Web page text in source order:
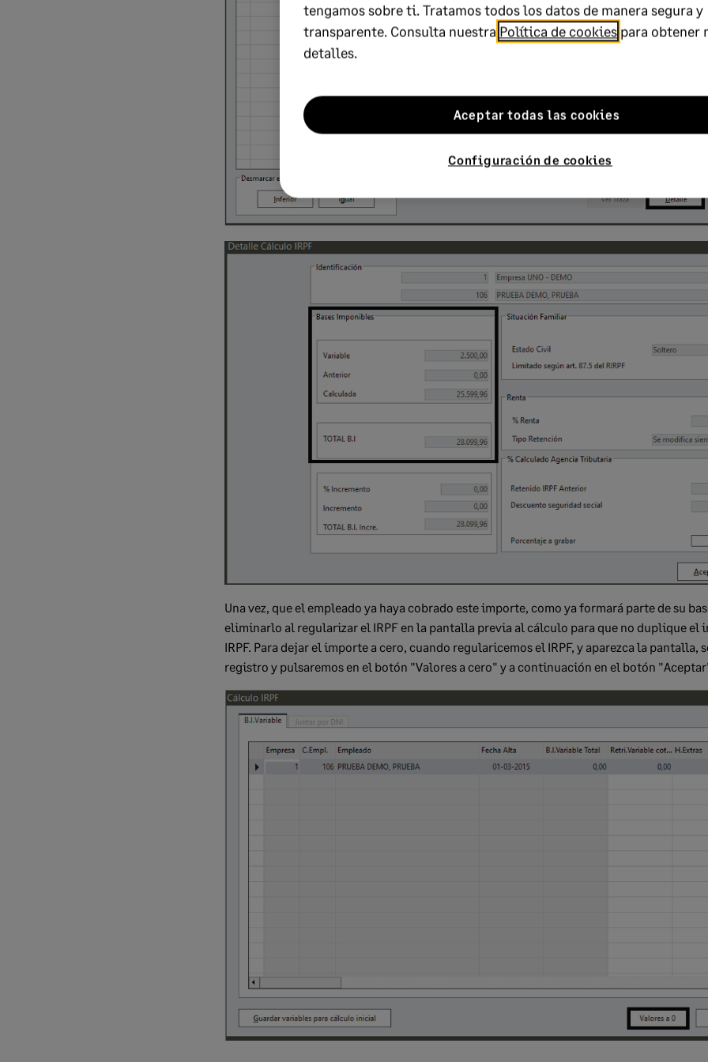
Una vez, que el empleado ya haya cobrado este importe, como ya formará parte de su
eliminarlo al regularizar el IRPF en la pantalla previa al cálculo para que no duplique el
IRPF. Para dejar el importe a cero, cuando regularicemos el IRPF, y aparezca la pantalla,
registro y pulsaremos en el botón "Valores a cero" y a continuación en el botón
tengamos sobre ti. Tratamos todos los datos de manera segura y
transparente. Consulta nuestra Política de cookies para obtener
detalles.
Configuración de cookies
Aceptar todas las cookies